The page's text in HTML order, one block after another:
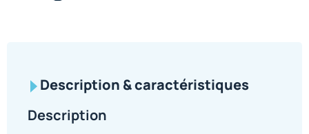
Description & caractéristiques
Description